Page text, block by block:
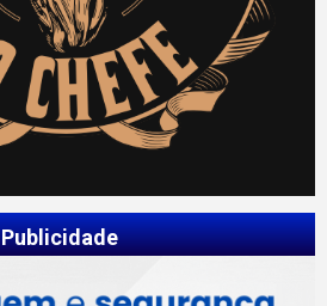
Publicidade